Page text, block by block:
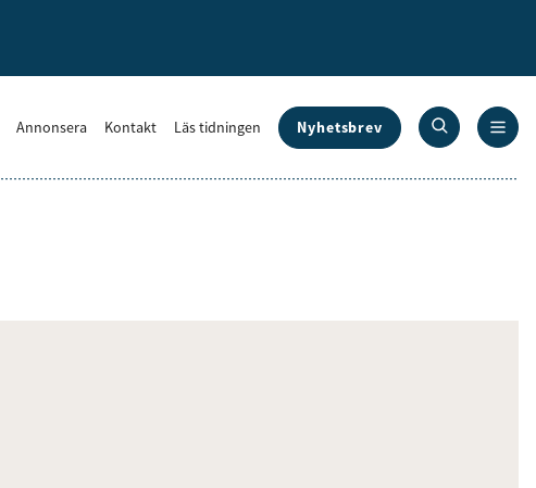
Annonsera Kontakt Läs tidningen Nyhetsbrev